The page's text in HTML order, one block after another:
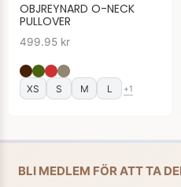
OBJREYNARD O-NECK
PULLOVER
499.95 kr
XS S M L +1
BLI MEDLEM FÖR ATT TA